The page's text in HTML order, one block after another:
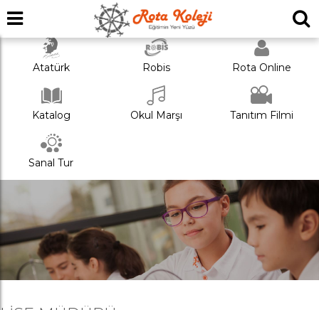
Atatürk Robis Rota Online
Katalog Okul Marşı Tanıtım Filmi
Sanal Tur